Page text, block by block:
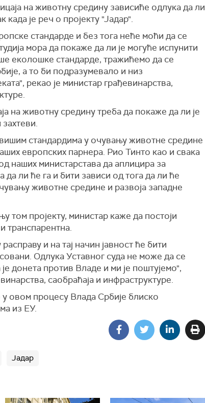
на животну средину зависиће одлука да ли
када је реч о пројекту "Јадар".
стандарде и без тога неће моћи да се
мора да покаже да ли је могуће испунити
еколошке стандарде, тражићемо да се
а то би подразумевало и низ
рекао је министар грађевинарства,
на животну средину треба да покаже да ли је
стандардима у очувању животне средине
европских парнера. Рио Тинто као и свака
наших министарстава да аплицира за
да ли ће га и бити зависи од тога да ли ће
животне средине и развоја западне
том пројекту, министар каже да постоји
транспарентна.
и на тај начин јавност ће бити
Одлука Уставног суда не може да се
донета против Владе и ми је поштујемо",
саобраћаја и инфраструктуре.
у овом процесу Влада Србије блиско
из ЕУ.
Јадар